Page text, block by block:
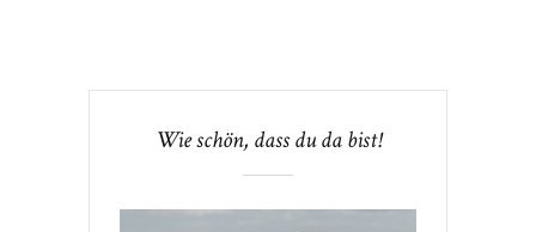
Wie schön, dass du da bist!